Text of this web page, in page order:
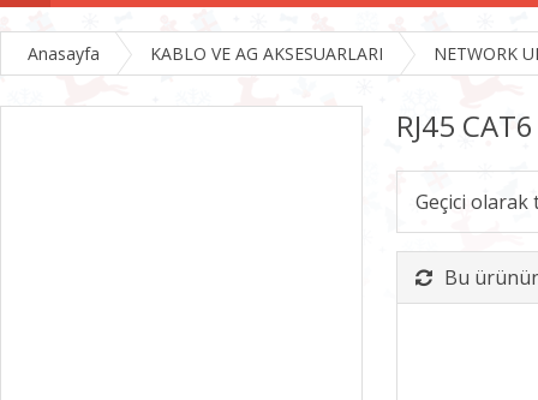
Anasayfa KABLO VE AG AKSESUARLARI NETWORK
RJ45
Geçici
Bu